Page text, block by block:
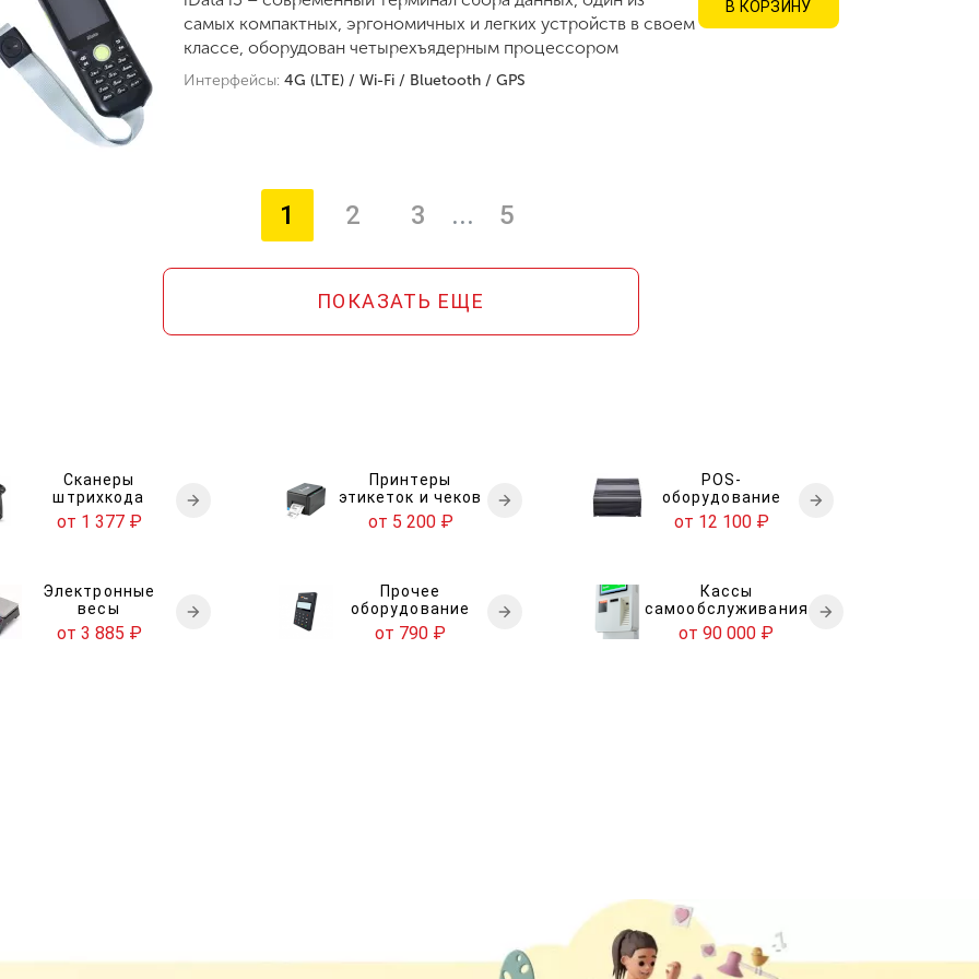
самых компактных, эргономичных и легких устройств в своем
классе, оборудован четырехъядерным процессором
Интерфейсы: 4G (LTE) / Wi-Fi / Bluetooth / GPS
В КОРЗИНУ
1 2 3 ... 5
ПОКАЗАТЬ ЕЩЕ
Сканеры
штрихкода
от 1 377 ₽
Принтеры
этикеток и чеков
от 5 200 ₽
POS-
оборудование
от 12 100 ₽
Электронные
весы
от 3 885 ₽
Прочее
оборудование
от 790 ₽
Кассы
самообслуживания
от 90 000 ₽